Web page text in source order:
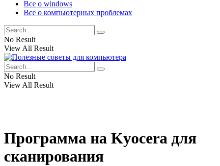
Все о windows
Все о компьютерных проблемах
No Result
View All Result
No Result
View All Result
Программа на Kyocera для
сканирования